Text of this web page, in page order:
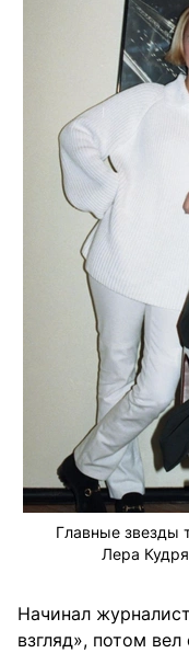
Главные звезды
Лера
Начинал
взгляд», потом